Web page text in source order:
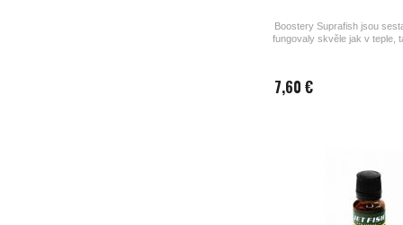
Boostery Suprafish jsou
fungovaly skvěle jak v teple,
7,60 €